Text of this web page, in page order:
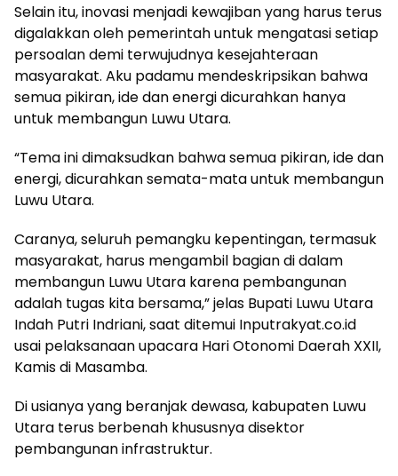
Selain itu, inovasi menjadi kewajiban yang harus terus
digalakkan oleh pemerintah untuk mengatasi setiap
persoalan demi terwujudnya kesejahteraan
masyarakat. Aku padamu mendeskripsikan bahwa
semua pikiran, ide dan energi dicurahkan hanya
untuk membangun Luwu Utara.
“Tema ini dimaksudkan bahwa semua pikiran, ide dan
energi, dicurahkan semata-mata untuk membangun
Luwu Utara.
Caranya, seluruh pemangku kepentingan, termasuk
masyarakat, harus mengambil bagian di dalam
membangun Luwu Utara karena pembangunan
adalah tugas kita bersama,” jelas Bupati Luwu Utara
Indah Putri Indriani, saat ditemui Inputrakyat.co.id
usai pelaksanaan upacara Hari Otonomi Daerah XXII,
Kamis di Masamba.
Di usianya yang beranjak dewasa, kabupaten Luwu
Utara terus berbenah khususnya disektor
pembangunan infrastruktur.